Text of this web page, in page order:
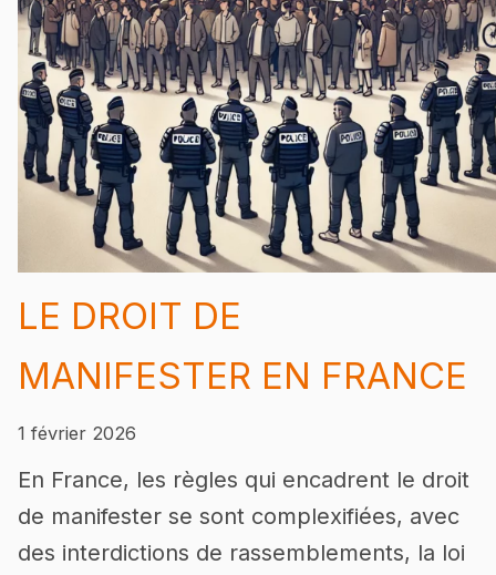
LE DROIT DE
MANIFESTER EN FRANCE
1 février 2026
En France, les règles qui encadrent le droit
de manifester se sont complexifiées, avec
des interdictions de rassemblements, la loi